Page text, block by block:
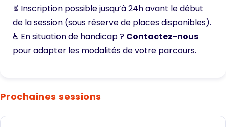
⏳ Inscription possible jusqu’à 24h avant le début
de la session (sous réserve de places disponibles).
♿ En situation de handicap ? Contactez-nous
pour adapter les modalités de votre parcours.
Prochaines sessions